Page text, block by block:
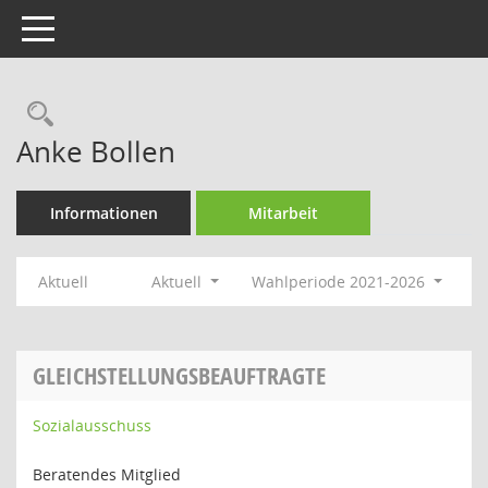
Toggle navigation
Rechercheauswahl
Anke Bollen
Informationen Mitarbeit
Aktuell Aktuell Wahlperiode 2021-2026
GLEICHSTELLUNGSBEAUFTRAGTE
Sozialausschuss
Beratendes Mitglied